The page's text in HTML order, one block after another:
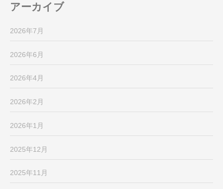
アーカイブ
2026年7月
2026年6月
2026年4月
2026年2月
2026年1月
2025年12月
2025年11月